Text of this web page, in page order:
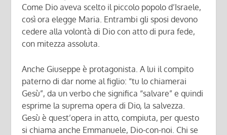
Come Dio aveva scelto il piccolo popolo d’Israele,
così ora elegge Maria. Entrambi gli sposi devono
cedere alla volontà di Dio con atto di pura fede,
con mitezza assoluta.
Anche Giuseppe è protagonista. A lui il compito
paterno di dar nome al figlio: “tu lo chiamerai
Gesù”, da un verbo che significa “salvare” e quindi
esprime la suprema opera di Dio, la salvezza.
Gesù è quest’opera in atto, compiuta, per questo
si chiama anche Emmanuele, Dio-con-noi. Chi se